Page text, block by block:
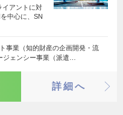
イアントに対
中心に、SN
事業（知的財産の企画開発・流
ェンシー事業（派遣…
詳細へ